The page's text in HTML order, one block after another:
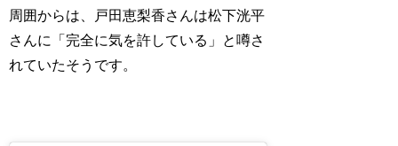
周囲からは、戸田恵梨香さんは松下洸平
さんに「 完全に気を許している 」と噂さ
れていたそうです。